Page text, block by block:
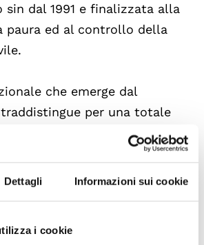
Dettagli Informazioni sui cookie
i cookie
sin dal 1991 e finalizzata alla
paura ed al controllo della
che emerge dal
per una totale
democratiche e un
giudiziario imparziale ad
contesto ha determinato il
per i responsabili dei terribili